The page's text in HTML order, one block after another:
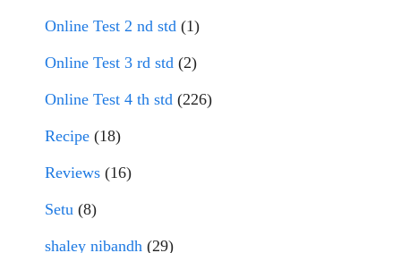
Online Test 2 nd std (1)
Online Test 3 rd std (2)
Online Test 4 th std (226)
Recipe (18)
Reviews (16)
Setu (8)
shaley nibandh (29)